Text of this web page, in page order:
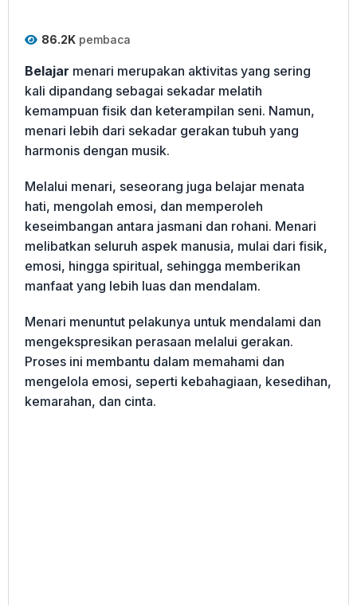
86.2K pembaca
Belajar menari merupakan aktivitas yang sering
kali dipandang sebagai sekadar melatih
kemampuan fisik dan keterampilan seni. Namun,
menari lebih dari sekadar gerakan tubuh yang
harmonis dengan musik.
Melalui menari, seseorang juga belajar menata
hati, mengolah emosi, dan memperoleh
keseimbangan antara jasmani dan rohani. Menari
melibatkan seluruh aspek manusia, mulai dari fisik,
emosi, hingga spiritual, sehingga memberikan
manfaat yang lebih luas dan mendalam.
Menari menuntut pelakunya untuk mendalami dan
mengekspresikan perasaan melalui gerakan.
Proses ini membantu dalam memahami dan
mengelola emosi, seperti kebahagiaan, kesedihan,
kemarahan, dan cinta.